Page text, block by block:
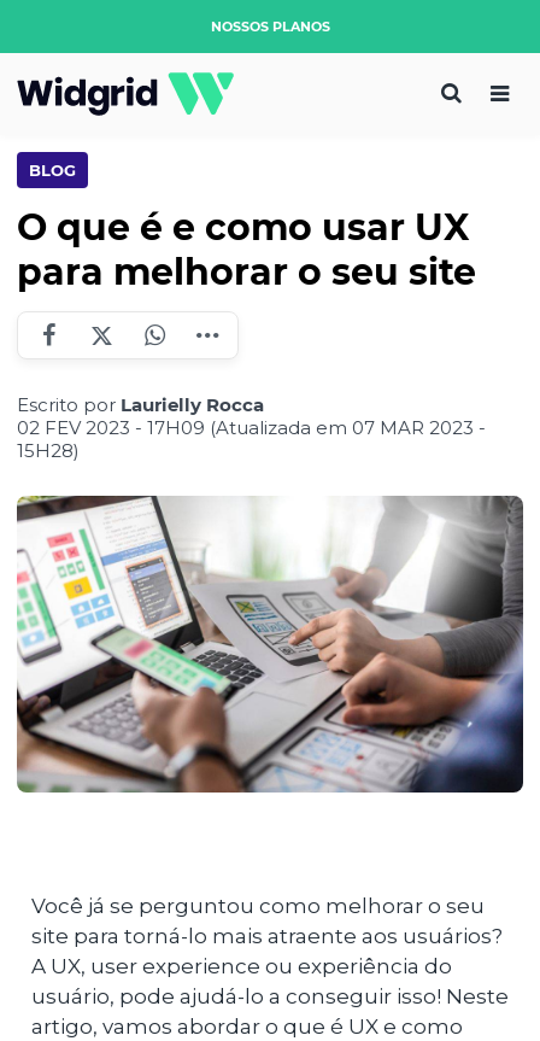
NOSSOS PLANOS
BLOG
O que é e como usar UX
para melhorar o seu site
Escrito por Laurielly Rocca
02 FEV 2023 - 17H09 (Atualizada em 07 MAR 2023 -
15H28)
Você já se perguntou como melhorar o seu
site para torná-lo mais atraente aos usuários?
A UX, user experience ou experiência do
usuário, pode ajudá-lo a conseguir isso! Neste
artigo, vamos abordar o que é UX e como